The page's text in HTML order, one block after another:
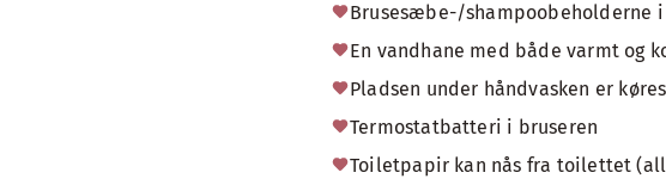
Brusesæbe-/shampoobeholderne
En vandhane med både varmt og
Pladsen under håndvasken er
Termostatbatteri i bruseren
Toiletpapir kan nås fra toilettet